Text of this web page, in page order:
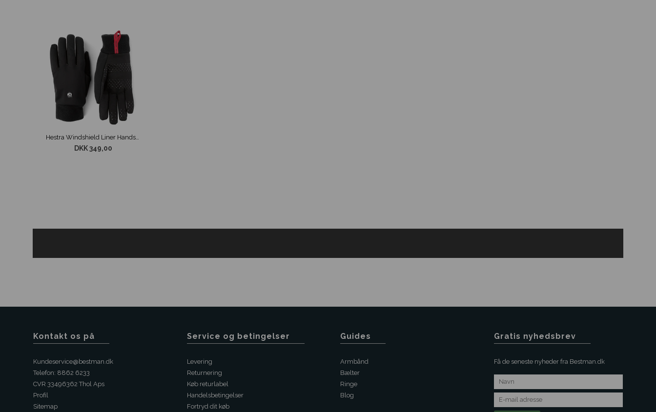
DKK 349,00
Kontakt os på
Kundeservice@bestman.dk
Telefon: 8862 6233
CVR 33496362 Thol Aps
Profil
Sitemap
Service og betingelser
Levering
Returnering
Køb returlabel
Handelsbetingelser
Fortryd dit køb
Guides
Armbånd
Bælter
Ringe
Blog
Gratis nyhedsbrev
Få de seneste nyheder fra Bestman.dk